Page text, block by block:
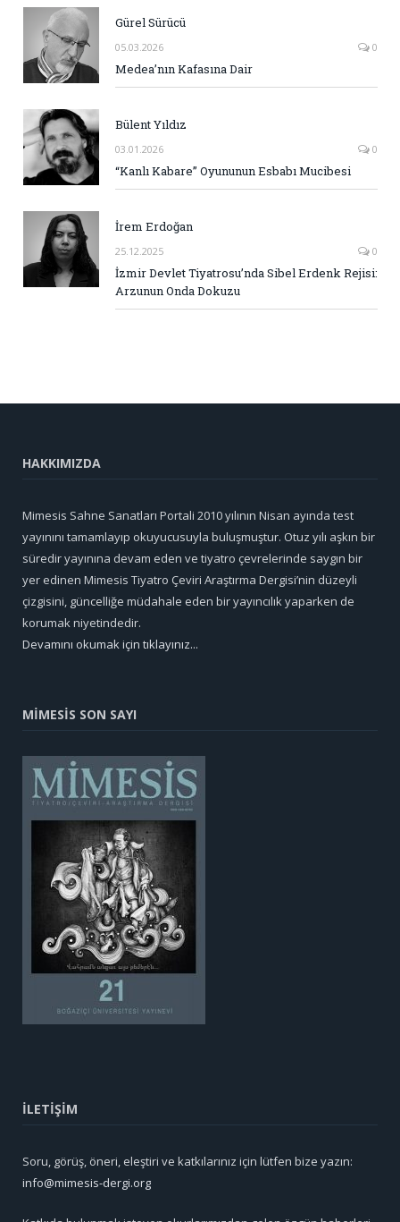
Gürel Sürücü
05.03.2026 0
Medea’nın Kafasına Dair
Bülent Yıldız
03.01.2026 0
“Kanlı Kabare” Oyununun Esbabı Mucibesi
İrem Erdoğan
25.12.2025 0
İzmir Devlet Tiyatrosu’nda Sibel Erdenk Rejisi:
Arzunun Onda Dokuzu
HAKKIMIZDA
Mimesis Sahne Sanatları Portali 2010 yılının Nisan ayında test
yayınını tamamlayıp okuyucusuyla buluşmuştur. Otuz yılı aşkın bir
süredir yayınına devam eden ve tiyatro çevrelerinde saygın bir
yer edinen Mimesis Tiyatro Çeviri Araştırma Dergisi’nin düzeyli
çizgisini, güncelliğe müdahale eden bir yayıncılık yaparken de
korumak niyetindedir.
Devamını okumak için tıklayınız...
MİMESİS SON SAYI
İLETİŞİM
Soru, görüş, öneri, eleştiri ve katkılarınız için lütfen bize yazın:
info@mimesis-dergi.org